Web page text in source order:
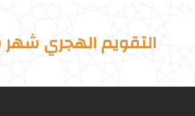
التقويم الهجري شهر